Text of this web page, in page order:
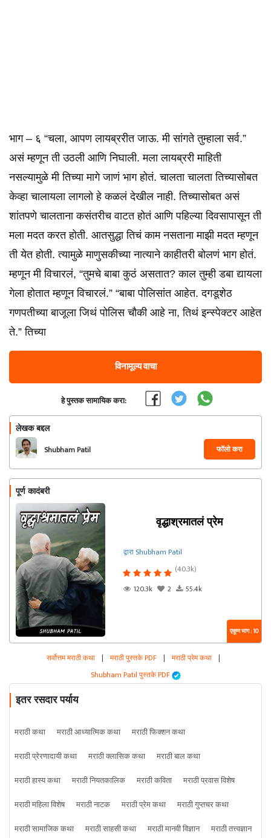
भाग – ६ “चला, आपण लायब्ररीत जाऊ. मी सांगते तुम्हाला सर्व.”
असं म्हणून ती उठली आणि निघाली. मला लायब्ररी माहिती
नसल्यामुळे मी तिच्या मागे जाणं भाग होतं. चालता चालता तिच्यासोबत
केव्हा चालायला लागलो हे कळलं देखील नाही. तिच्यासोबत असं
शांतपणे चालताना कसंतरीच वाटत होतं आणि पहिल्या दिवसापासून ती
मला मदत करत होती. आतसुद्धा तिचं काम नसताना माझी मदत म्हणून
ती येत होती. त्यामुळे माणुसकीच्या नात्याने काहीतरी बोलणं भाग होतं.
म्हणून मी विचारलं, “तुमचे बाबा कुठं असतात? काल तुम्ही डबा द्यायला
गेला होतात म्हणून विचारलं.” “बाबा पोलिसांत आहेत. दगडूशेठ
गणपतीच्या बाजूला जिथं पोलिस चौकी आहे ना, तिथं इन्स्पेक्टर आहेत
ते.” तिच्या
विनामूल्य वाचा
हे पुस्तक सामायिक करा:
लेखक बद्दल
Shubham Patil फॉलो करा
पूर्ण कादंबरी
वृद्धाश्रमातलं प्रेम
द्वारा Shubham Patil
(40.3k)
120.3k
2 55.4k
एकूण भाग : 10
सर्वोत्तम मराठी कथा | मराठी पुस्तके PDF | मराठी प्रेम कथा |
Shubham Patil पुस्तके PDF
इतर रसदार पर्याय
मराठी कथा मराठी आध्यात्मिक कथा
मराठी फिक्शन कथा
मराठी प्रेरणादायी कथा
मराठी क्लासिक कथा
मराठी बाल कथा
मराठी हास्य कथा
मराठी नियतकालिक मराठी कविता
मराठी प्रवास विशेष
मराठी महिला विशेष
मराठी नाटक मराठी प्रेम कथा
मराठी गुप्तचर कथा
मराठी सामाजिक कथा
मराठी साहसी कथा मराठी मानवी विज्ञान मराठी तत्त्वज्ञान